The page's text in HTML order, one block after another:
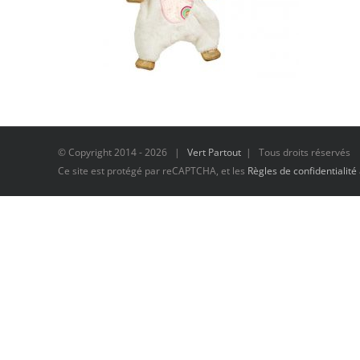
© Copyright 2014 -2026 | Vert Partout | Tous droits réservés
Ce site est protégé par reCAPTCHA, et les Règles de confidentialité